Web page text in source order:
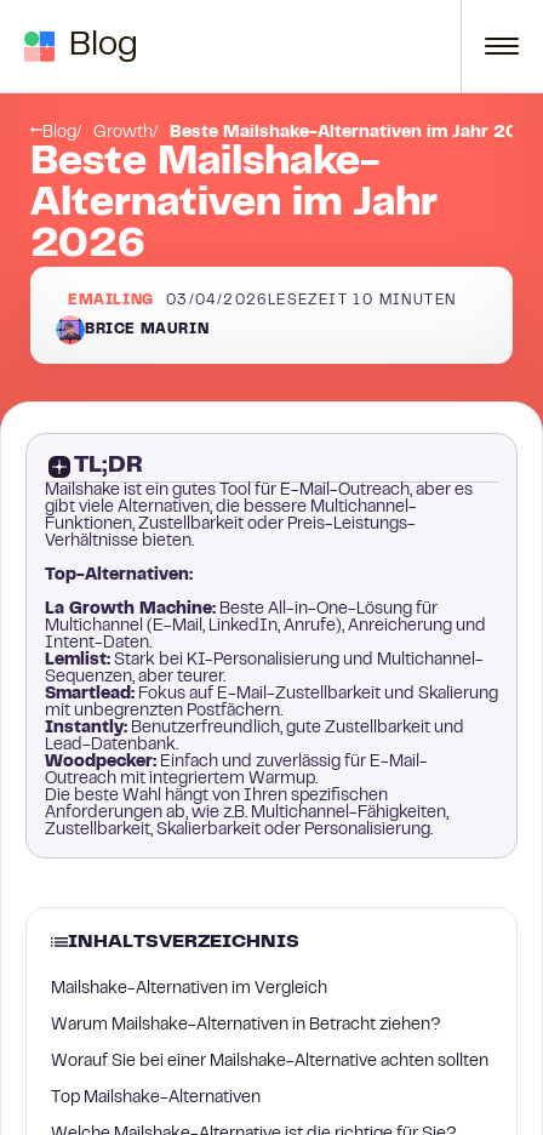
Blog
Blog Growth Beste Mailshake-Alternativen im Jahr 2026
Beste Mailshake-
Alternativen im Jahr
2026
EMAILING 03/04/2026 LESEZEIT10 MINUTEN
BRICE MAURIN
TL;DR
Mailshake ist ein gutes Tool für E-Mail-Outreach, aber es
gibt viele Alternativen, die bessere Multichannel-
Funktionen, Zustellbarkeit oder Preis-Leistungs-
Verhältnisse bieten.
Top-Alternativen:
La Growth Machine: Beste All-in-One-Lösung für
Multichannel (E-Mail, LinkedIn, Anrufe), Anreicherung und
Intent-Daten.
Lemlist: Stark bei KI-Personalisierung und Multichannel-
Sequenzen, aber teurer.
Smartlead: Fokus auf E-Mail-Zustellbarkeit und Skalierung
mit unbegrenzten Postfächern.
Instantly: Benutzerfreundlich, gute Zustellbarkeit und
Lead-Datenbank.
Woodpecker: Einfach und zuverlässig für E-Mail-
Outreach mit integriertem Warmup.
Die beste Wahl hängt von Ihren spezifischen
Anforderungen ab, wie z.B. Multichannel-Fähigkeiten,
Zustellbarkeit, Skalierbarkeit oder Personalisierung.
INHALTSVERZEICHNIS
Mailshake-Alternativen im Vergleich
Warum Mailshake-Alternativen in Betracht ziehen?
Worauf Sie bei einer Mailshake-Alternative achten sollten
Top Mailshake-Alternativen